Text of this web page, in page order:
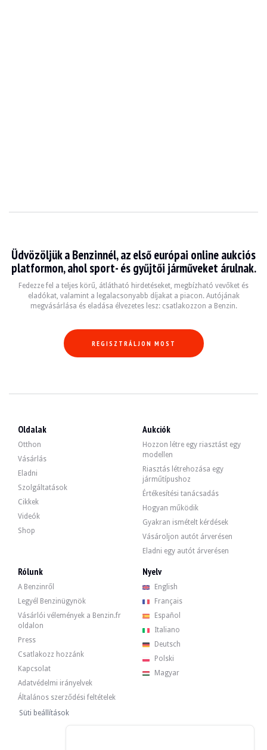
L'Audi A7 4K8, produite entre 2010 et 2018, est une berline de luxe qui allie
Fiche technique
Audi A7 4K8 — Eladva
Audi A7 55TFSI e S line - 2020
43 815 €
Üdvözöljük a Benzinnél, az első európai online aukciós
platformon, ahol sport- és gyűjtői járműveket árulnak.
Fedezze fel a teljes körű, átlátható hirdetéseket, megbízható vevőket és
eladókat, valamint a legalacsonyabb díjakat a piacon. Autójának
megvásárlása és eladása élvezetes lesz: csatlakozzon a Benzin.
REGISZTRÁLJON MOST
Oldalak
Otthon
Vásárlás
Eladni
Szolgáltatások
Cikkek
Videók
Shop
Aukciók
Hozzon létre egy riasztást egy
modellen
Riasztás létrehozása egy
járműtípushoz
Értékesítési tanácsadás
Hogyan működik
Gyakran ismételt kérdések
Vásároljon autót árverésen
Eladni egy autót árverésen
Rólunk
A Benzinről
Legyél Benzinügynök
Vásárlói vélemények a Benzin.fr
oldalon
Press
Csatlakozz hozzánk
Kapcsolat
Adatvédelmi irányelvek
Általános szerződési feltételek
Süti beállítások
Nyelv
English
Français
Español
Italiano
Deutsch
Polski
Magyar